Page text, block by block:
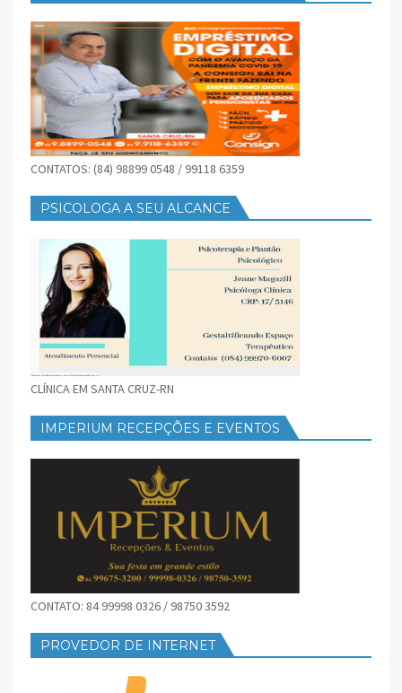
CONTATOS: (84) 98899 0548 / 99118 6359
PSICOLOGA A SEU ALCANCE
CLÍNICA EM SANTA CRUZ-RN
IMPERIUM RECEPÇÕES E EVENTOS
CONTATO: 84 99998 0326 / 98750 3592
PROVEDOR DE INTERNET